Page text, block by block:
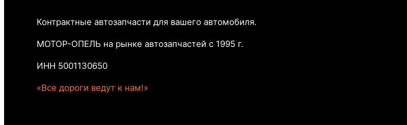
Контрактные автозапчасти для вашего автомобиля.
МОТОР-ОПЕЛЬ на рынке автозапчастей с 1995 г.
ИНН 5001130650
«Все дороги ведут к нам!»